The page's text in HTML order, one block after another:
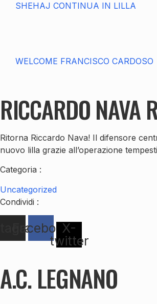
SHEHAJ CONTINUA IN LILLA
WELCOME FRANCISCO CARDOSO
RICCARDO NAVA
Ritorna Riccardo Nava! Il difensore
nuovo lilla grazie all’operazione
Categoria :
Uncategorized
Condividi :
FacebookX-
twitter
A.C. LEGNANO